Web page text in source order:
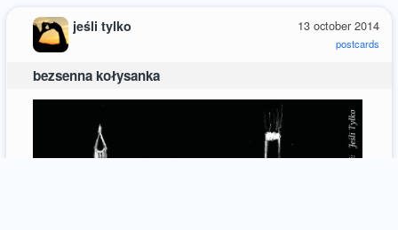
13 october 2014
postcards
jeśli tylko
bezsenna kołysanka